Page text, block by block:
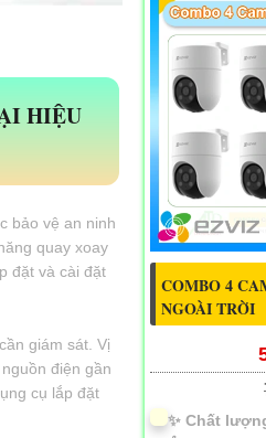
HIỆU
bảo vệ an ninh
quay xoay
đặt và cài đặt
giám sát. Vị
điện gần
cụ lắp đặt
COMBO 4
NGOÀI TRỜI
✨ Chất